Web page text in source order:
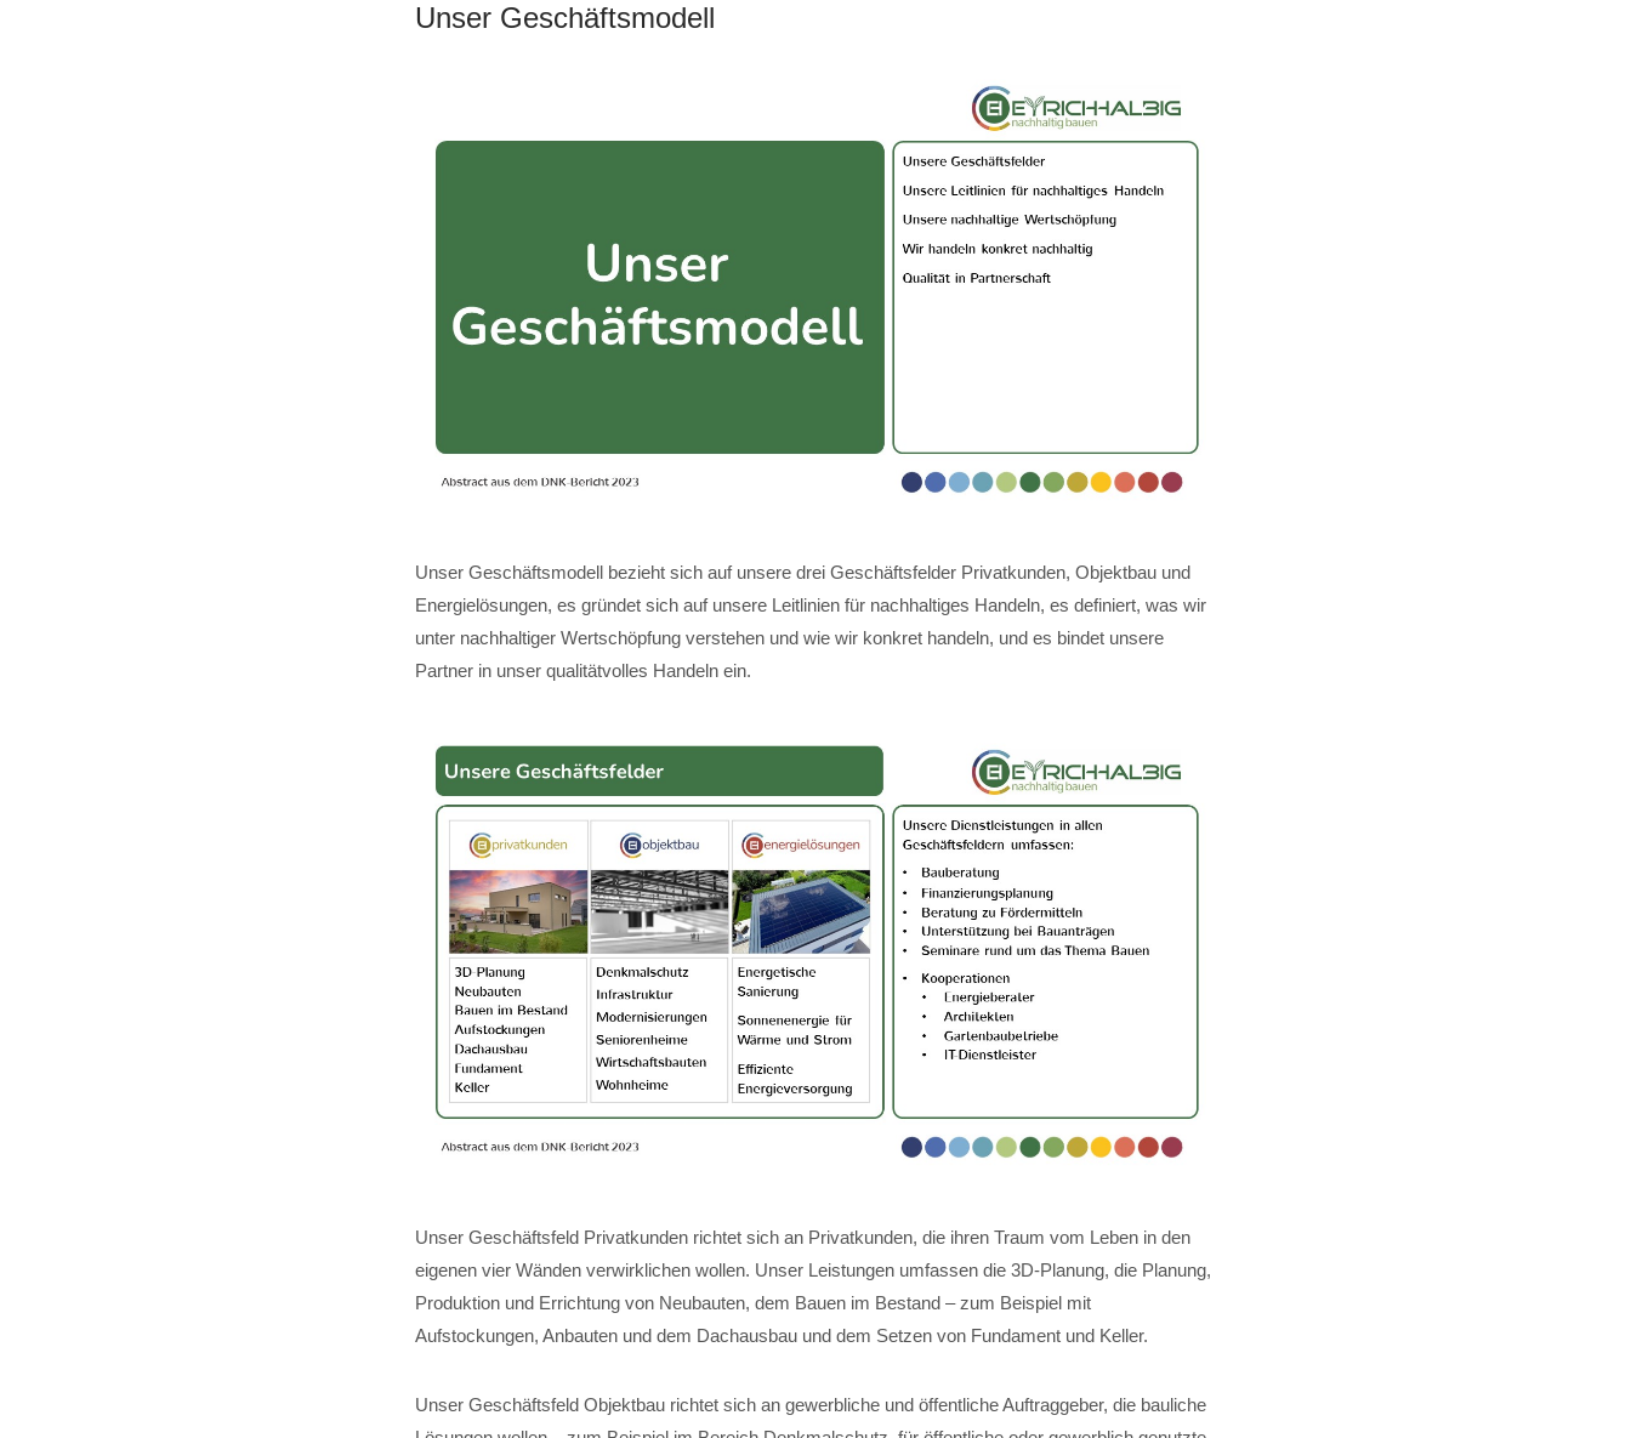
Unser Geschäftsmodell
Unser Geschäftsmodell bezieht sich auf unsere drei Geschäftsfelder Privatkunden, Objektbau und
Energielösungen, es gründet sich auf unsere Leitlinien für nachhaltiges Handeln, es definiert, was wir
unter nachhaltiger Wertschöpfung verstehen und wie wir konkret handeln, und es bindet unsere
Partner in unser qualitätvolles Handeln ein.
Unser Geschäftsfeld Privatkunden richtet sich an Privatkunden, die ihren Traum vom Leben in den
eigenen vier Wänden verwirklichen wollen. Unser Leistungen umfassen die 3D-Planung, die Planung,
Produktion und Errichtung von Neubauten, dem Bauen im Bestand – zum Beispiel mit
Aufstockungen, Anbauten und dem Dachausbau und dem Setzen von Fundament und Keller.
Unser Geschäftsfeld Objektbau richtet sich an gewerbliche und öffentliche Auftraggeber, die bauliche